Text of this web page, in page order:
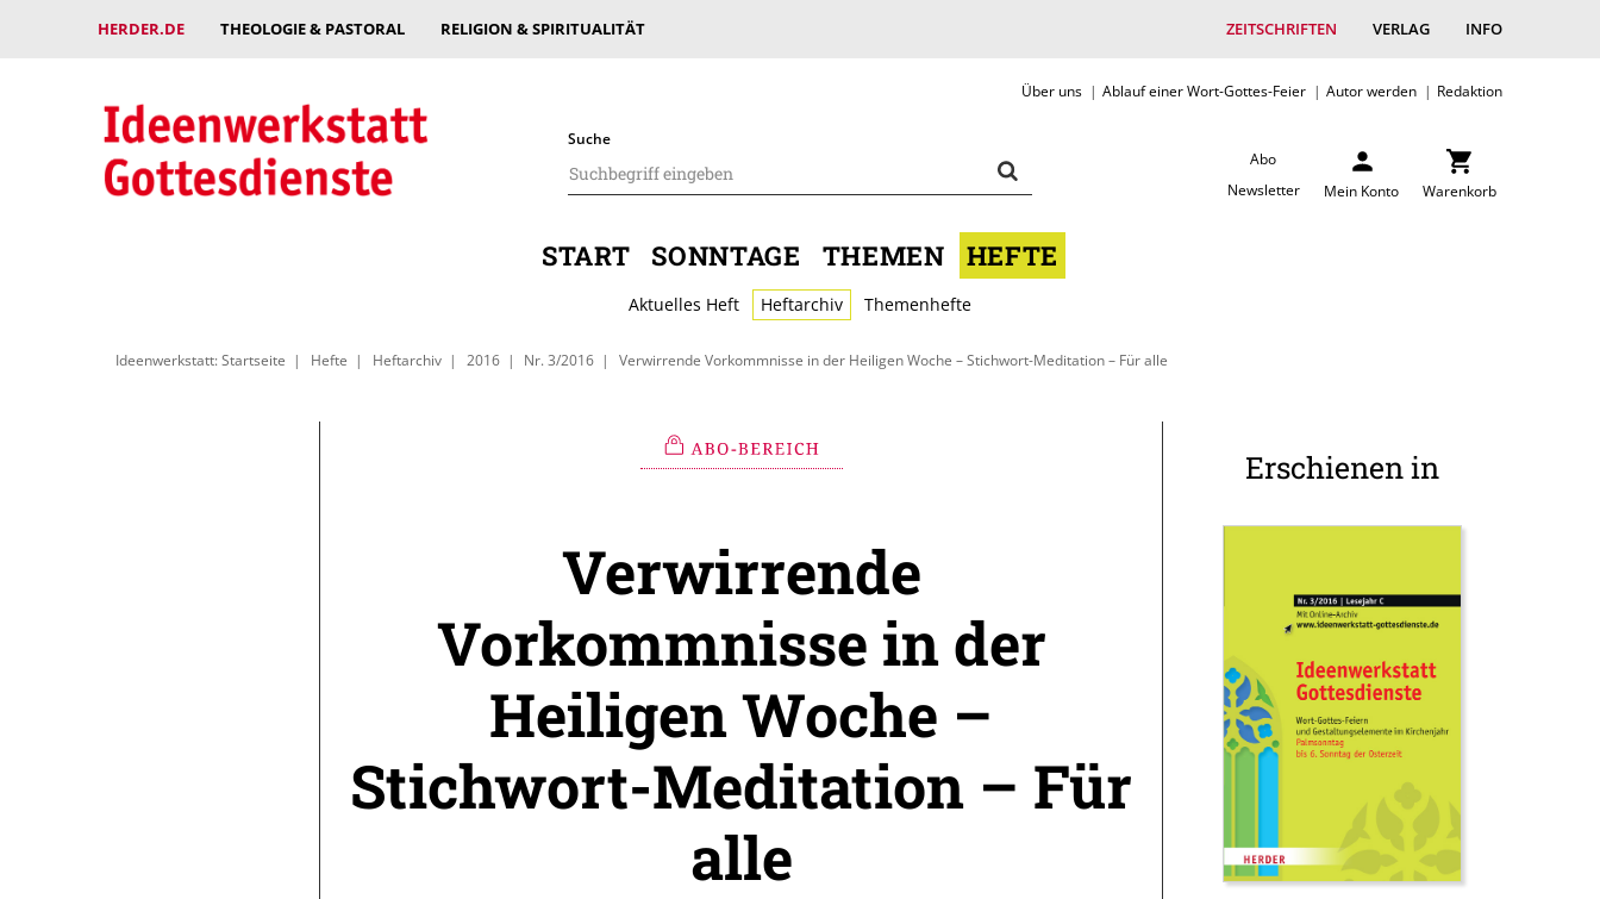
HERDER.DE THEOLOGIE & PASTORAL RELIGION & SPIRITUALITÄT ZEITSCHRIFTEN VERLAG INFO
Über uns Ablauf einer Wort-Gottes-Feier Autor werden Redaktion
Suche
Abo
Newsletter
Mein Konto Warenkorb
START SONNTAGE THEMEN HEFTE
Aktuelles Heft Heftarchiv Themenhefte
Ideenwerkstatt: Startseite Hefte Heftarchiv 2016 Nr. 3/2016 Verwirrende Vorkommnisse in der Heiligen Woche – Stichwort-Meditation – Für alle
Verwirrende
Vorkommnisse in der
Heiligen Woche –
Stichwort-Meditation – Für
alle
Erschienen in